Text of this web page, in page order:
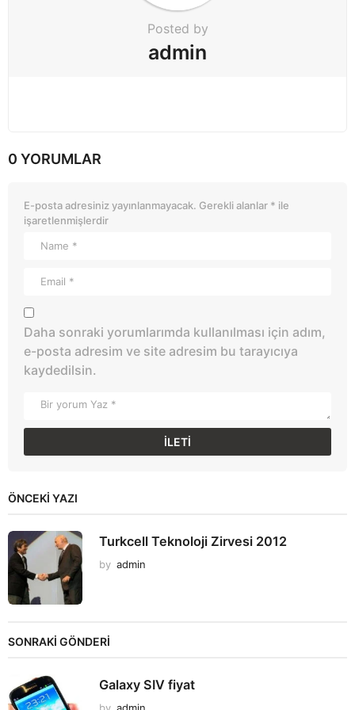
Posted by
admin
0 YORUMLAR
E-posta adresiniz yayınlanmayacak. Gerekli alanlar * ile
işaretlenmişlerdir
Daha sonraki yorumlarımda kullanılması için adım,
e-posta adresim ve site adresim bu tarayıcıya
kaydedilsin.
ÖNCEKI YAZI
Turkcell Teknoloji Zirvesi 2012
by admin
SONRAKİ GÖNDERİ
Galaxy SIV fiyat
by admin